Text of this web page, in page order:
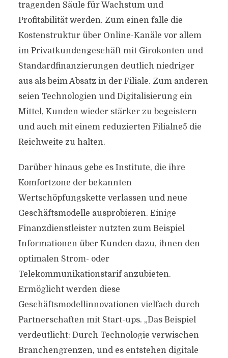
tragenden Säule für Wachstum und
Profitabilität werden. Zum einen falle die
Kostenstruktur über Online-Kanäle vor allem
im Privatkundengeschäft mit Girokonten und
Standardfinanzierungen deutlich niedriger
aus als beim Absatz in der Filiale. Zum anderen
seien Technologien und Digitalisierung ein
Mittel, Kunden wieder stärker zu begeistern
und auch mit einem reduzierten Filialne5 die
Reichweite zu halten.
Darüber hinaus gebe es Institute, die ihre
Komfortzone der bekannten
Wertschöpfungske­tte verlassen und neue
Geschäftsmodelle ausprobieren. Einige
Finanzdienstleister nutzten zum Beispiel
Informationen über Kunden dazu, ihnen den
optimalen Strom- oder
Telekommunikationstarif anzubieten.
Ermöglicht werden diese
Geschäftsmodellinnovationen vielfach durch
Partnerschaften mit Start-ups. „Das Beispiel
verdeutlicht: Durch Technologie verwischen
Branchengrenzen, und es entstehen digitale